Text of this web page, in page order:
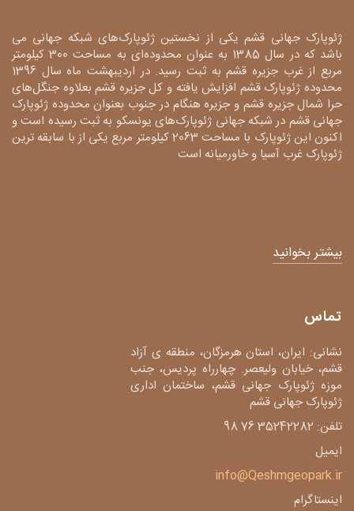
ژئوپارک جهانی قشم یکی از نخستین ژئوپارک‌های شبکه جهانی می
باشد که در سال 1385 به عنوان محدوده‌ای به مساحت 300 کیلومتر
مربع از غرب جزیره قشم به ثبت رسید. در اردیبهشت ماه سال 1396
محدوده ژئوپارک قشم افزایش یافته و کل جزیره قشم بعلاوه جنگل‌های
حرا شمال جزیره قشم و جزیره هنگام در جنوب بعنوان محدوده ژئوپارک
جهانی قشم در شبکه جهانی ژئوپارک‌های یونسکو به ثبت رسیده است و
اکنون این ژئوپارک با مساحت 2063 کیلومتر مربع یکی از با سابقه ترین
ژئوپارک غرب آسیا و خاورمیانه است
بیشتر بخوانید
تماس
نشانی: ایران، استان هرمزگان، منطقه ی آزاد
قشم، خیابان ولیعصر. چهارراه پردیس، جنب
موزه ژئوپارک جهانی قشم، ساختمان اداری
ژئوپارک جهانی قشم
تلفن: 35242282 76 98
ایمیل
info@Qeshmgeopark.ir
اینستاگرام